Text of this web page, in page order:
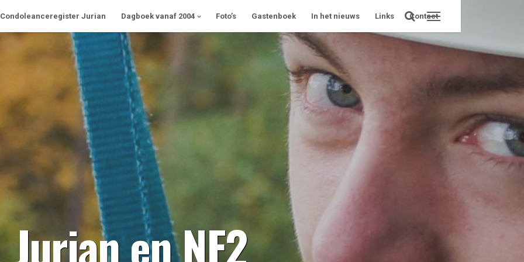
Condoleanceregister Jurian Dagboek vanaf 2004 Foto’s Gastenboek In het nieuws Links Contact
Jurian en NF2